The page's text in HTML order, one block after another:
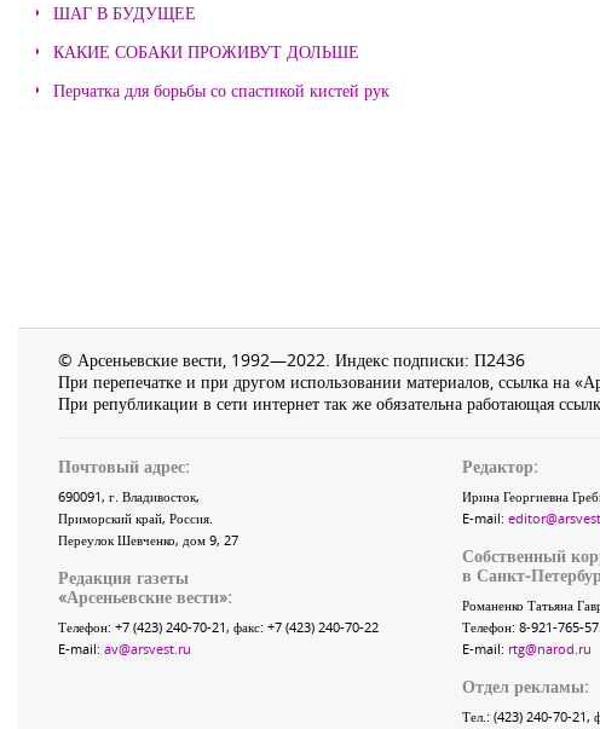
ШАГ В БУДУЩЕЕ
КАКИЕ СОБАКИ ПРОЖИВУТ ДОЛЬШЕ
Перчатка для борьбы со спастикой кистей рук
© Арсеньевские вести, 1992—2022. Индекс подписки: П2436
При перепечатке и при другом использовании материалов, ссылка на
При републикации в сети интернет так же обязательна работающая
Почтовый адрес:
690091, г. Владивосток,
Приморский край, Россия.
Переулок Шевченко, дом 9, 27
Редакция газеты
«Арсеньевские вести»:
Телефон: +7 (423) 240-70-21, факс: +7 (423) 240-70-22
E-mail: av@arsvest.ru
Редактор:
Ирина Георгиевна
E-mail:
Собственный
в Санкт-
Романенко Татьяна
Телефон: 8-921-765-
E-mail: rtg@narod.ru
Отдел рекламы:
Тел.: (423) 240-70-21,